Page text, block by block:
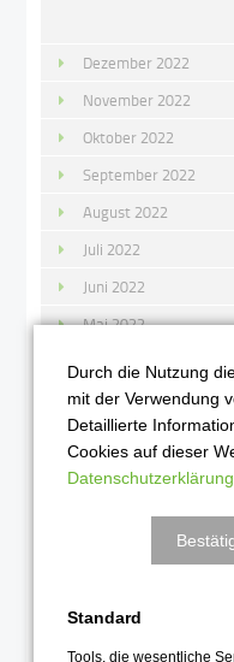
Dezember 2022
November 2022
Oktober 2022
September 2022
August 2022
Juli 2022
Juni 2022
Mai 2022
April 2022
März 2022
Februar 2022
Januar 2022
November 2021
Oktober 2021
Durch die Nutzung
mit der Verwendung
Detaillierte
Cookies auf dieser
Datenschutzerklärung
Standard
Tools, die wesentliche